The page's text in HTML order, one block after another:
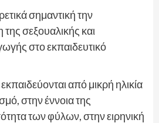
σημαντική την
σεξουαλικής και
στο εκπαιδευτικό
από μικρή ηλικία
στην έννοια της
των φύλων, στην ειρηνική